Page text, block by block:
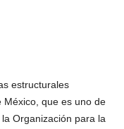
estructurales
México, que es uno de
Organización para la